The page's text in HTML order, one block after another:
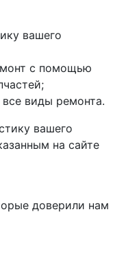
вашего
с помощью
виды ремонта.
вашего
на сайте
доверили нам